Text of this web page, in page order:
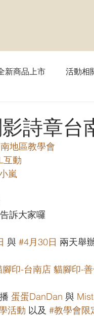
新商品上市 活動相
】戰鬥少女
BD】創之界限 【
影詩章
地區教學會
互動
嵐
訴大家囉
與 #4月30日 兩天舉
腳印-台南店 貓腳印-
蛋蛋DanDan 與
活動 以及 #教學會限